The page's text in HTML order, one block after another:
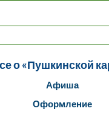
о «Пушкинской
Афиша
Оформление